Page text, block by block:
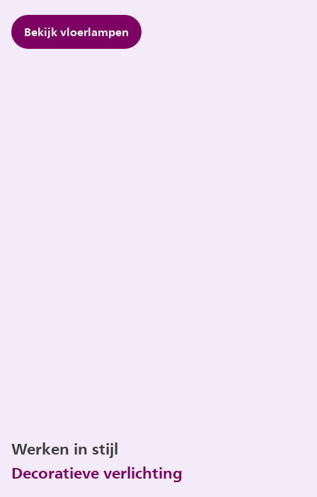
Bekijk vloerlampen
Werken in stijl
Decoratieve verlichting